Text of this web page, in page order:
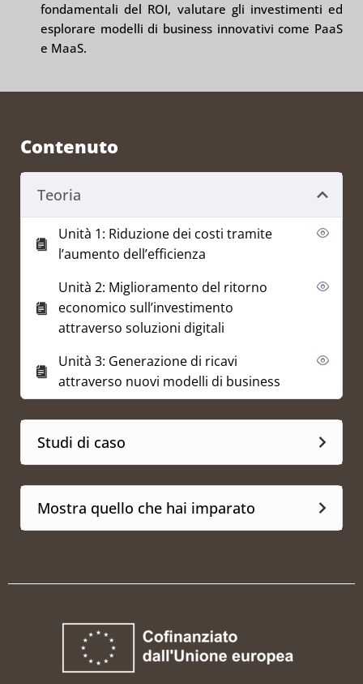
fondamentali del ROI, valutare gli investimenti ed
esplorare modelli di business innovativi come PaaS
e MaaS.
Contenuto
Teoria
Unità 1: Riduzione dei costi tramite
l’aumento dell’efficienza
Unità 2: Miglioramento del ritorno
economico sull’investimento
attraverso soluzioni digitali
Unità 3: Generazione di ricavi
attraverso nuovi modelli di business
Studi di caso
Mostra quello che hai imparato